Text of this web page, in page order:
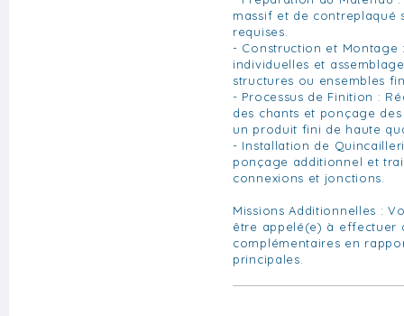
massif et de contreplaqué
requises.
- Construction et Montage
individuelles et
structures ou ensembles
- Processus de Finition :
des chants et ponçage
un produit fini de haute
- Installation de
ponçage additionnel et
connexions et jonctions.
Missions Additionnelles :
être appelé(e) à effectuer
complémentaires en
principales.